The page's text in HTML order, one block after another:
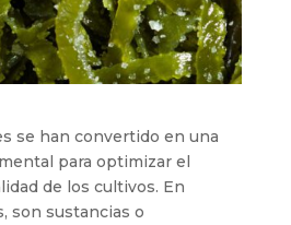
se han convertido en una
para optimizar el
de los cultivos. En
son sustancias o